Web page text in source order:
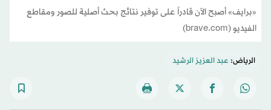
«برايف» أصبح الآن قادراً على توفير نتائج بحث أصلية للصور ومقاطع
الفيديو (brave.com)
الرياض: عبد العزيز الرشيد